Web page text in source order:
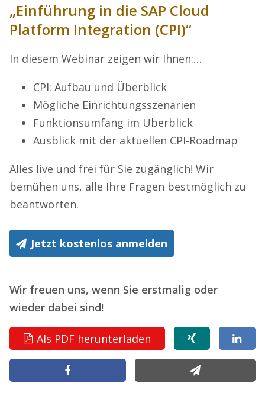
„Einführung in die SAP Cloud
Platform Integration (CPI)“
In diesem Webinar zeigen wir Ihnen:…
CPI: Aufbau und Überblick
Mögliche Einrichtungsszenarien
Funktionsumfang im Überblick
Ausblick mit der aktuellen CPI-Roadmap
Alles live und frei für Sie zugänglich! Wir
bemühen uns, alle Ihre Fragen bestmöglich zu
beantworten.
Jetzt kostenlos anmelden
Wir freuen uns, wenn Sie erstmalig oder
wieder dabei sind!
Als PDF herunterladen